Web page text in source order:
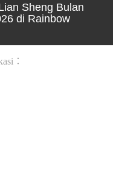
Sheng Bulan
di Rainbow
：